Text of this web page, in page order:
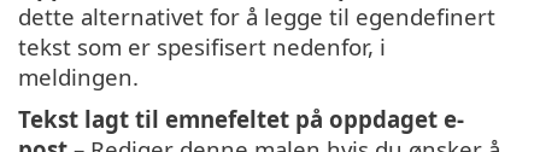
dette alternativet for å legge til egendefinert
tekst som er spesifisert nedenfor, i
meldingen.
Tekst lagt til emnefeltet på oppdaget e-